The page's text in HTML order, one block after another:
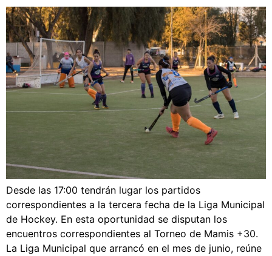
Desde las 17:00 tendrán lugar los partidos
correspondientes a la tercera fecha de la Liga Municipal
de Hockey. En esta oportunidad se disputan los
encuentros correspondientes al Torneo de Mamis +30.
La Liga Municipal que arrancó en el mes de junio, reúne